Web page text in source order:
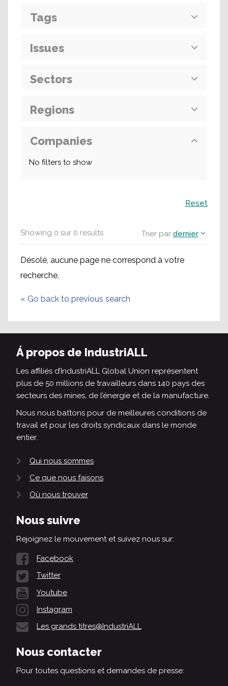
Showing 0 sur 0 results Trier par dernier
Désolé, aucune page ne correspond à votre
recherche.
« Go back to previous search
Tags
Issues
Sectors
Regions
Companies
No filters to show
Reset
Á propos de IndustriALL
Les affiliés d’IndustriALL Global Union représentent
plus de 50 millions de travailleurs dans 140 pays des
secteurs des mines, de l’énergie et de la manufacture.
Nous nous battons pour de meilleures conditions de
travail et pour les droits syndicaux dans le monde
entier.
Qui nous sommes
Ce que nous faisons
Où nous trouver
Nous suivre
Rejoignez le mouvement et suivez nous sur:
Facebook
Twitter
Youtube
Instagram
Les grands titres@IndustriALL
Nous contacter
Pour toutes questions et demandes de presse: